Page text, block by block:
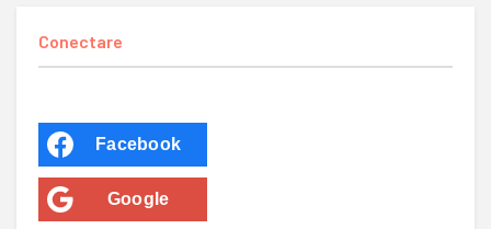
Conectare
Facebook
Google